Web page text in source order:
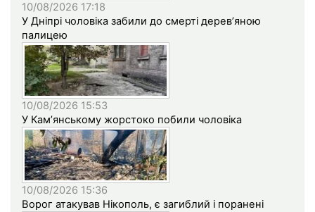
10/08/2026 17:18
У Дніпрі чоловіка забили до смерті дерев’яною
палицею
10/08/2026 15:53
У Кам’янському жорстоко побили чоловіка
10/08/2026 15:36
Ворог атакував Нікополь, є загиблий і поранені